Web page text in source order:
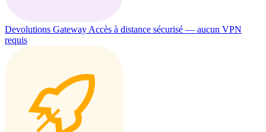
Devolutions Gateway Accès à distance sécurisé — aucun VPN
requis